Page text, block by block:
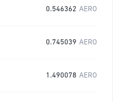
0.546362 AERO
0.745039 AERO
1.490078 AERO